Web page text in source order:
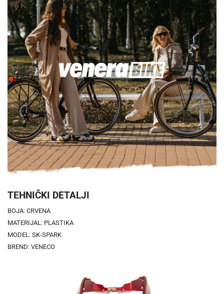
TEHNIČKI DETALJI
BOJA: CRVENA
MATERIJAL: PLASTIKA
MODEL: SK-SPARK
BREND: VENECO